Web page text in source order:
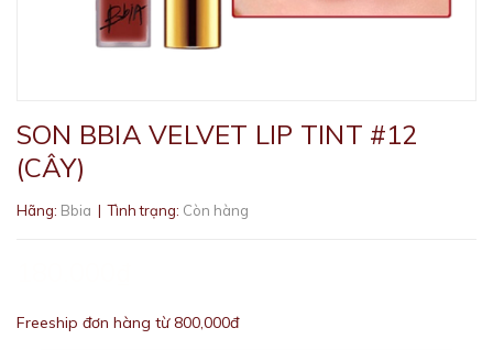
SON BBIA VELVET LIP TINT #12
(CÂY)
Hãng: Bbia | Tình trạng: Còn hàng
Freeship đơn hàng từ 800,000đ